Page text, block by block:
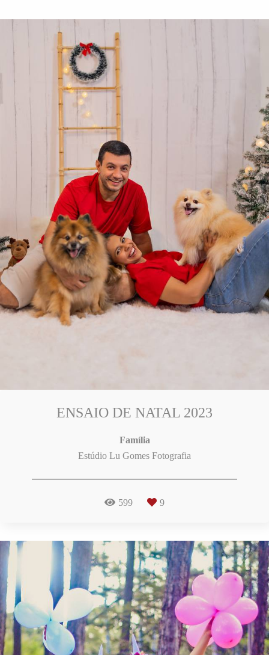
ENSAIO DE NATAL 2023
Família
Estúdio Lu Gomes Fotografia
599 9